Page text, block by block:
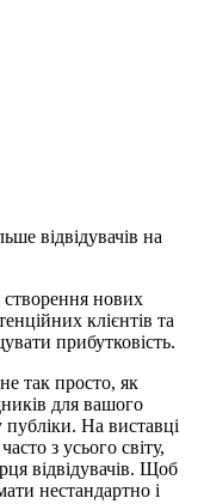
відвідувачів на
створення нових
клієнтів та
прибутковість.
так просто, як
для вашого
На виставці
з усього світу,
відвідувачів. Щоб
нестандартно і